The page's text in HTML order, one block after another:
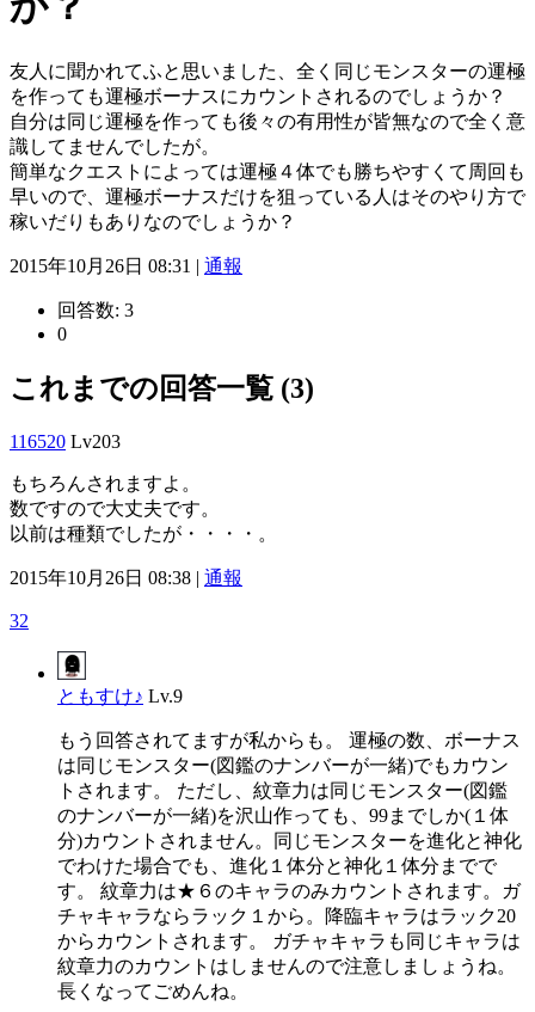
友人に聞かれてふと思いました、全く同じモンスターの運極
を作っても運極ボーナスにカウントされるのでしょうか？
自分は同じ運極を作っても後々の有用性が皆無なので全く意
識してませんでしたが。
簡単なクエストによっては運極４体でも勝ちやすくて周回も
早いので、運極ボーナスだけを狙っている人はそのやり方で
稼いだりもありなのでしょうか？
2015年10月26日 08:31 | 通報
回答数: 3
0
これまでの回答一覧 (3)
116520 Lv203
もちろんされますよ。
数ですので大丈夫です。
以前は種類でしたが・・・・。
2015年10月26日 08:38 | 通報
32
ともすけ♪ Lv.9
もう回答されてますが私からも。 運極の数、ボーナス
は同じモンスター(図鑑のナンバーが一緒)でもカウン
トされます。 ただし、紋章力は同じモンスター(図鑑
のナンバーが一緒)を沢山作っても、99までしか(１体
分)カウントされません。同じモンスターを進化と神化
でわけた場合でも、進化１体分と神化１体分までで
す。 紋章力は★６のキャラのみカウントされます。ガ
チャキャラならラック１から。降臨キャラはラック20
からカウントされます。 ガチャキャラも同じキャラは
紋章力のカウントはしませんので注意しましょうね。
長くなってごめんね。